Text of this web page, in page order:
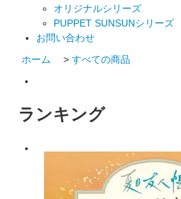
オリジナルシリーズ
PUPPET SUNSUNシリーズ
お問い合わせ
ホーム
> すべての商品
ランキング